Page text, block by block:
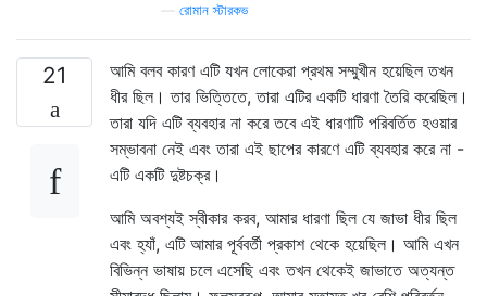
রোমান স্টারকভ
21
আমি বলব কারণ এটি যখন লোকেরা প্রথম সম্মুখীন হয়েছিল তখন
ধীর ছিল। তার ভিত্তিতে, তারা এটির একটি ধারণা তৈরি করেছিল।
তারা যদি এটি ব্যবহার না করে তবে এই ধারণাটি পরিবর্তিত হওয়ার
সম্ভাবনা নেই এবং তারা এই ছাপের কারণে এটি ব্যবহার করে না -
এটি একটি দুষ্টচক্র।
আমি অবশ্যই স্বীকার করব, আমার ধারণা ছিল যে জাভা ধীর ছিল
এবং হ্যাঁ, এটি আমার পূর্ববর্তী প্রকাশ থেকে হয়েছিল। আমি এখন
বিভিন্ন ভাষায় চলে এসেছি এবং তখন থেকেই জাভাতে অত্যন্ত